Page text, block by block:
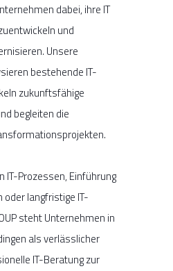
dabei, ihre IT
und
Unsere
bestehende IT-
zukunftsfähige
begleiten die
IT-Prozessen, Einführung
oder langfristige IT-
steht Unternehmen in
als verlässlicher
IT-Beratung zur